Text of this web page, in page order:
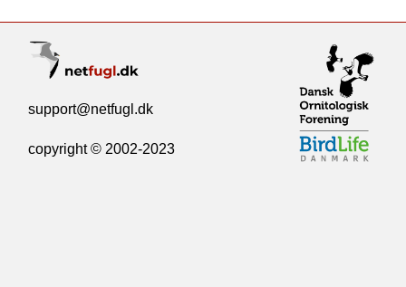
support@netfugl.dk
copyright © 2002-2023